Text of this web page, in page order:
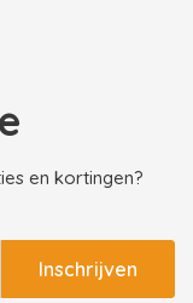
en kortingen?
Inschrijven